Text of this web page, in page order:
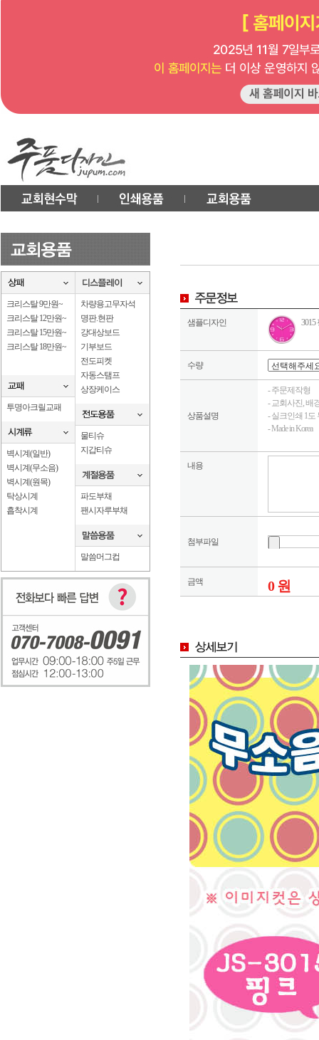
크리스탈 9만원~
크리스탈 12만원~
크리스탈 15만원~
크리스탈 18만원~
투명아크릴교패
벽시계(일반)
벽시계(무소음)
벽시계(원목)
탁상시계
흡착시계
차량용고무자석
명판.현판
강대상보드
기부보드
전도피켓
자동스탬프
상장케이스
물티슈
지갑티슈
파도부채
팬시자루부채
말씀머그컵
샘플디자인
수량
상품설명
- 주문제작형
- 교회사진, 배
- 실크인쇄 1도
- Made in Korea
내용
첨부파일
금액 0 원